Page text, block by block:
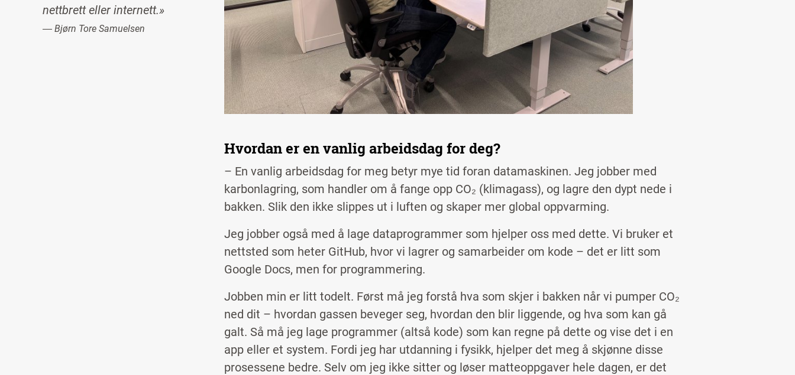
nettbrett eller internett.»
― Bjørn Tore Samuelsen
Hvordan er en vanlig arbeidsdag for deg?
– En vanlig arbeidsdag for meg betyr mye tid foran datamaskinen. Jeg jobber med
karbonlagring, som handler om å fange opp CO₂ (klimagass), og lagre den dypt nede i
bakken. Slik den ikke slippes ut i luften og skaper mer global oppvarming.
Jeg jobber også med å lage dataprogrammer som hjelper oss med dette. Vi bruker et
nettsted som heter GitHub, hvor vi lagrer og samarbeider om kode – det er litt som
Google Docs, men for programmering.
Jobben min er litt todelt. Først må jeg forstå hva som skjer i bakken når vi pumper CO₂
ned dit – hvordan gassen beveger seg, hvordan den blir liggende, og hva som kan gå
galt. Så må jeg lage programmer (altså kode) som kan regne på dette og vise det i en
app eller et system. Fordi jeg har utdanning i fysikk, hjelper det meg å skjønne disse
prosessene bedre. Selv om jeg ikke sitter og løser matteoppgaver hele dagen, er det